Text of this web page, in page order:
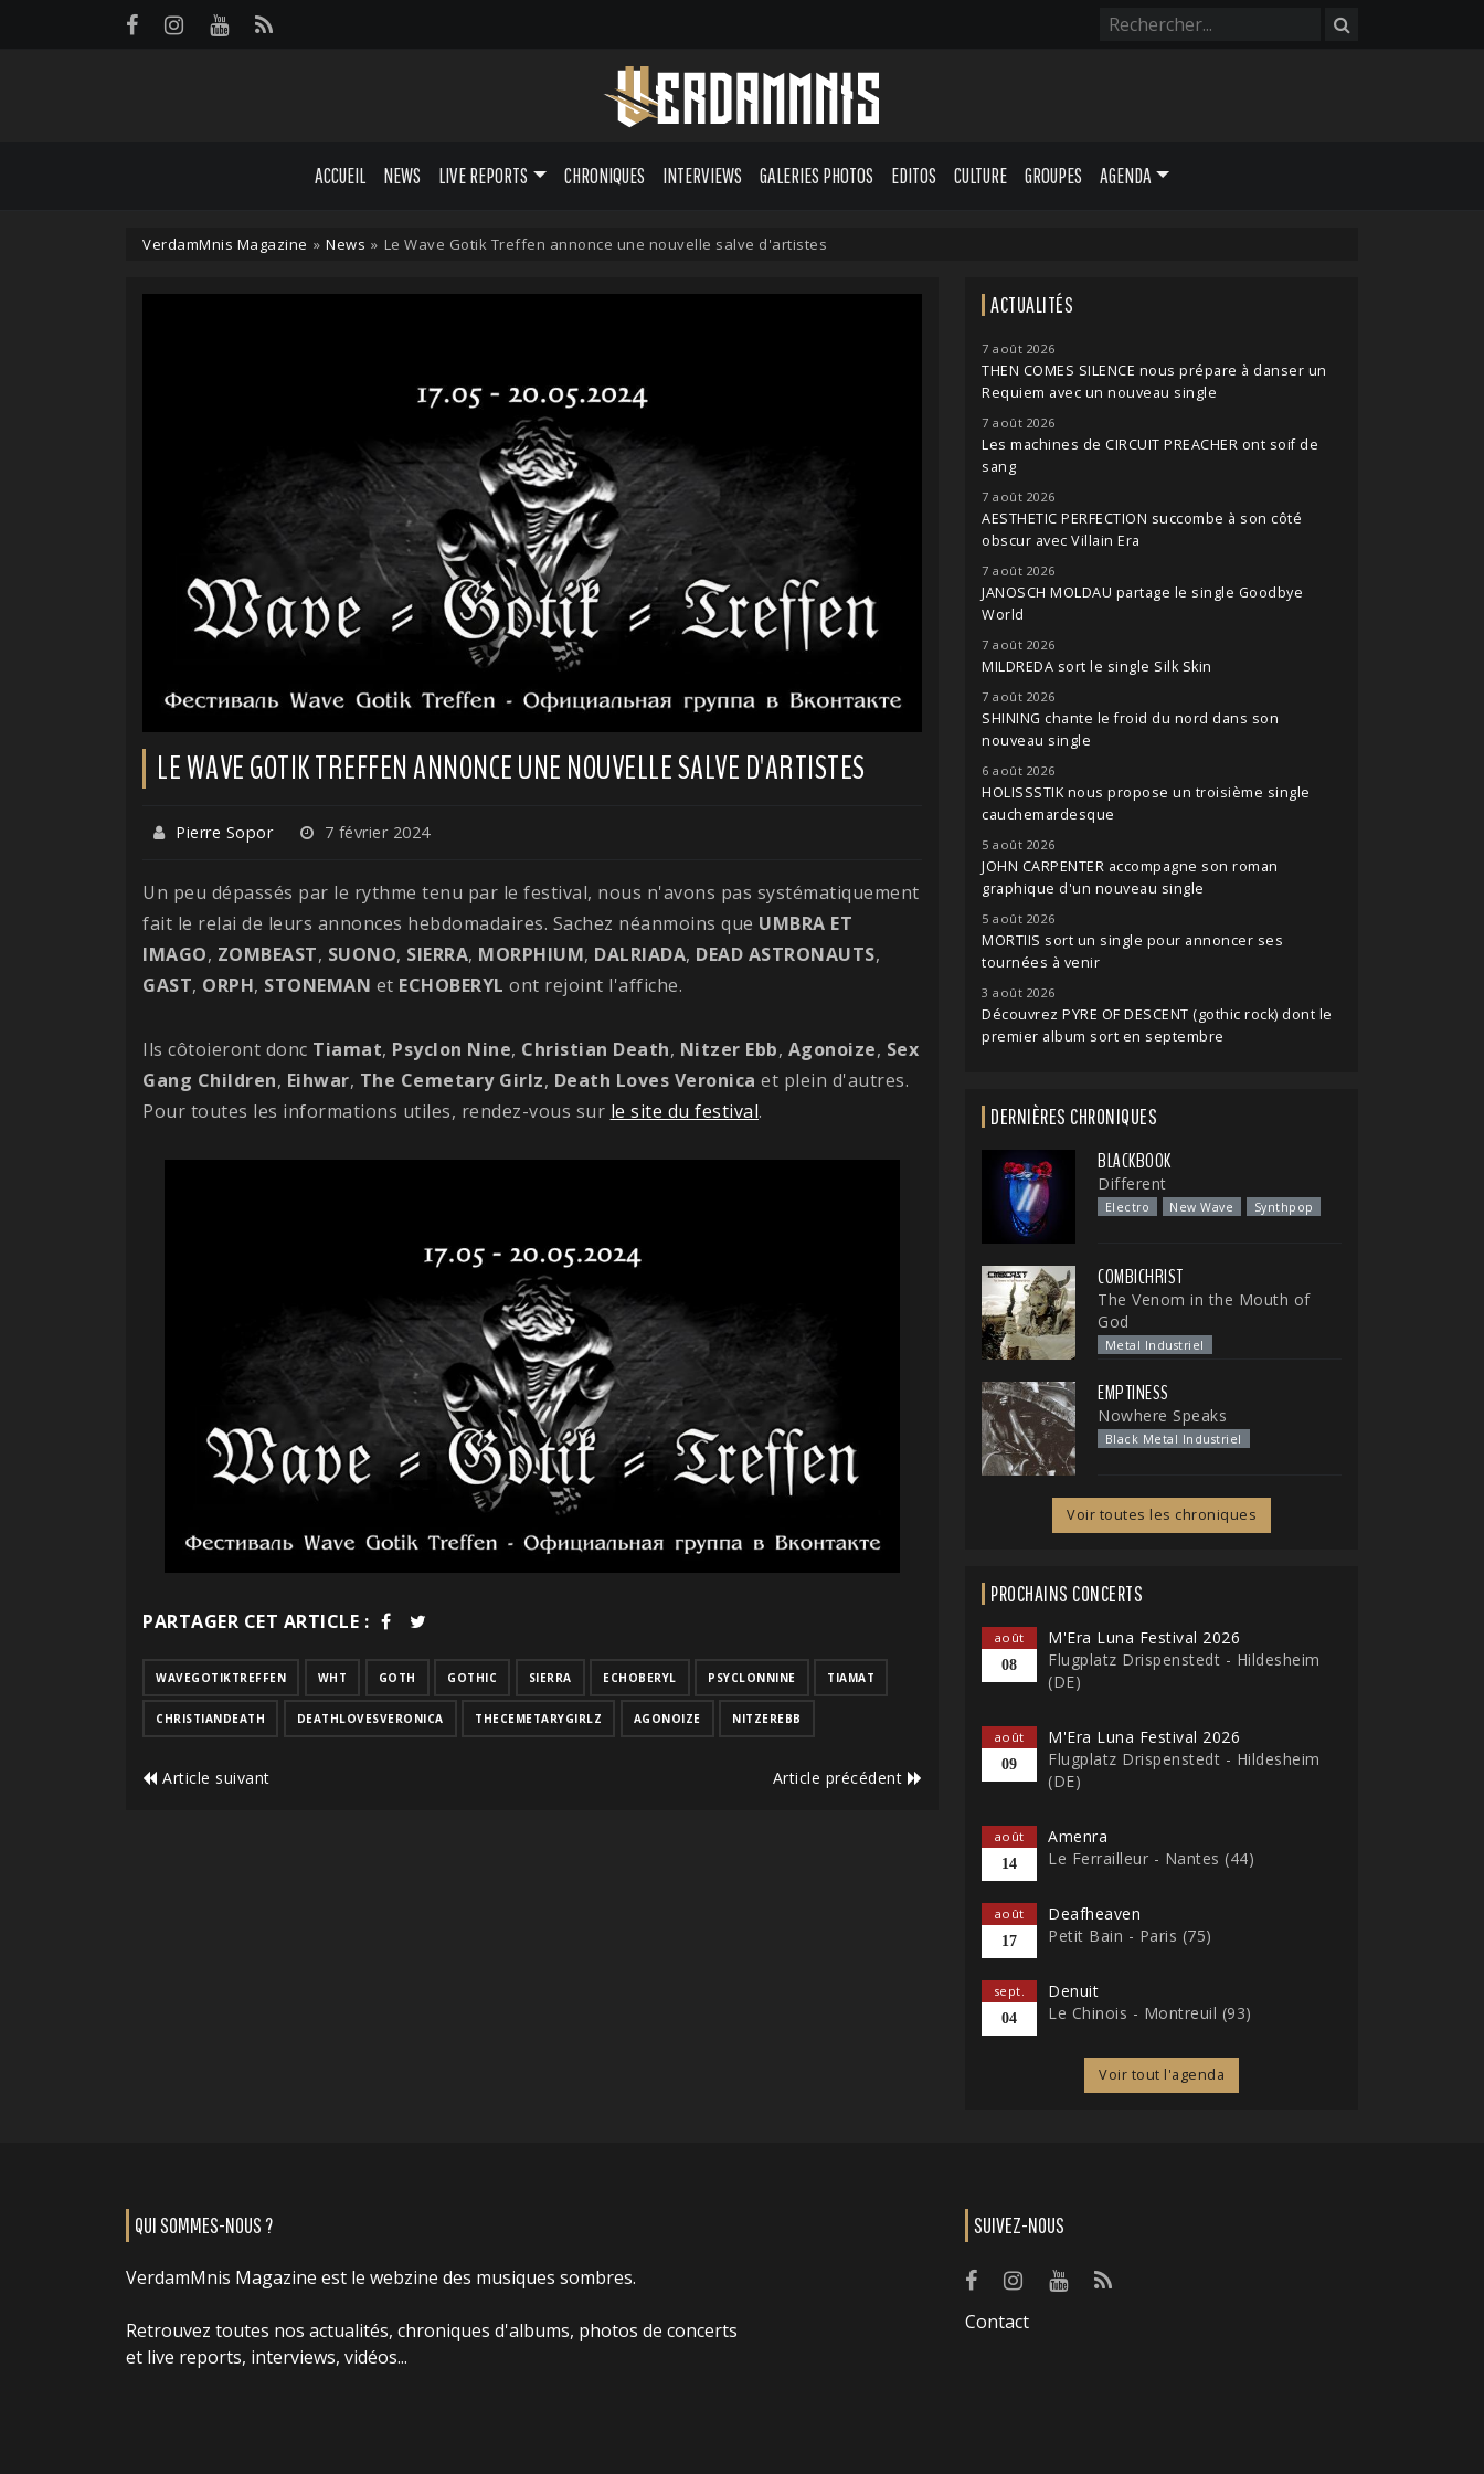
ACCUEIL NEWS LIVE REPORTS CHRONIQUES INTERVIEWS GALERIES PHOTOS EDITOS CULTURE GROUPES AGENDA
VerdamMnis Magazine » News » Le Wave Gotik Treffen annonce une nouvelle salve d'artistes
LE WAVE GOTIK TREFFEN ANNONCE UNE NOUVELLE SALVE D'ARTISTES
Pierre Sopor 7 février 2024
Un peu dépassés par le rythme tenu par le festival, nous n'avons pas systématiquement
fait le relai de leurs annonces hebdomadaires. Sachez néanmoins que UMBRA ET
IMAGO, ZOMBEAST, SUONO, SIERRA, MORPHIUM, DALRIADA, DEAD ASTRONAUTS,
GAST, ORPH, STONEMAN et ECHOBERYL ont rejoint l'affiche.
Ils côtoieront donc Tiamat, Psyclon Nine, Christian Death, Nitzer Ebb, Agonoize, Sex
Gang Children, Eihwar, The Cemetary Girlz, Death Loves Veronica et plein d'autres.
Pour toutes les informations utiles, rendez-vous sur le site du festival.
PARTAGER CET ARTICLE :
WAVEGOTIKTREFFEN WHT GOTH GOTHIC SIERRA ECHOBERYL PSYCLONNINE TIAMAT
CHRISTIANDEATH DEATHLOVESVERONICA THECEMETARYGIRLZ AGONOIZE NITZEREBB
Article suivant Article précédent
ACTUALITÉS
7 août 2026
THEN COMES SILENCE nous prépare à danser un
Requiem avec un nouveau single
7 août 2026
Les machines de CIRCUIT PREACHER ont soif de
sang
7 août 2026
AESTHETIC PERFECTION succombe à son côté
obscur avec Villain Era
7 août 2026
JANOSCH MOLDAU partage le single Goodbye
World
7 août 2026
MILDREDA sort le single Silk Skin
7 août 2026
SHINING chante le froid du nord dans son
nouveau single
6 août 2026
HOLISSSTIK nous propose un troisième single
cauchemardesque
5 août 2026
JOHN CARPENTER accompagne son roman
graphique d'un nouveau single
5 août 2026
MORTIIS sort un single pour annoncer ses
tournées à venir
3 août 2026
Découvrez PYRE OF DESCENT (gothic rock) dont le
premier album sort en septembre
DERNIÈRES CHRONIQUES
BLACKBOOK
Different
Electro New Wave Synthpop
COMBICHRIST
The Venom in the Mouth of
God
Metal Industriel
EMPTINESS
Nowhere Speaks
Black Metal Industriel
Voir toutes les chroniques
PROCHAINS CONCERTS
août
08
M'Era Luna Festival 2026
Flugplatz Drispenstedt - Hildesheim
(DE)
août
09
M'Era Luna Festival 2026
Flugplatz Drispenstedt - Hildesheim
(DE)
août
14
Amenra
Le Ferrailleur - Nantes (44)
août
17
Deafheaven
Petit Bain - Paris (75)
sept.
04
Denuit
Le Chinois - Montreuil (93)
Voir tout l'agenda
QUI SOMMES-NOUS ?
VerdamMnis Magazine est le webzine des musiques sombres.
Retrouvez toutes nos actualités, chroniques d'albums, photos de concerts
et live reports, interviews, vidéos...
SUIVEZ-NOUS
Contact
Panneau de gestion des cookies